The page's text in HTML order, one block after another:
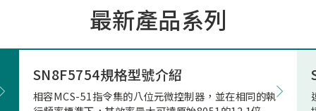
市場的期待與重視。因應
市場相關產品應用需求，
極投入電競滑鼠市場的核
發，結合專用的高速高傳
藍牙射頻晶片，突破性地
正無與倫比的「真8KHz」
最新產品系列
SN8F5754規格型號介紹
相容MCS-51指令集的八位元微控制器，並在相同的執